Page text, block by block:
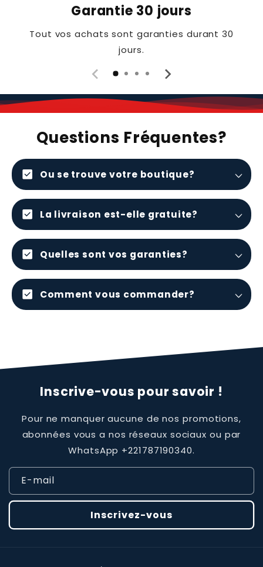
Garantie 30 jours
Tout vos achats sont garanties durant 30
jours.
Questions Fréquentes?
check_box Ou se trouve votre boutique?
check_box La livraison est-elle gratuite?
check_box Quelles sont vos garanties?
check_box Comment vous commander?
Inscrive-vous pour savoir !
Pour ne manquer aucune de nos promotions,
abonnées vous a nos réseaux sociaux ou par
WhatsApp +221787190340.
E-mail
Inscrivez-vous